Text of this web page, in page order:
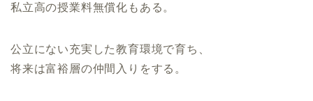
私立高の授業料無償化もある。
公立にない充実した教育環境で育ち、
将来は富裕層の仲間入りをする。